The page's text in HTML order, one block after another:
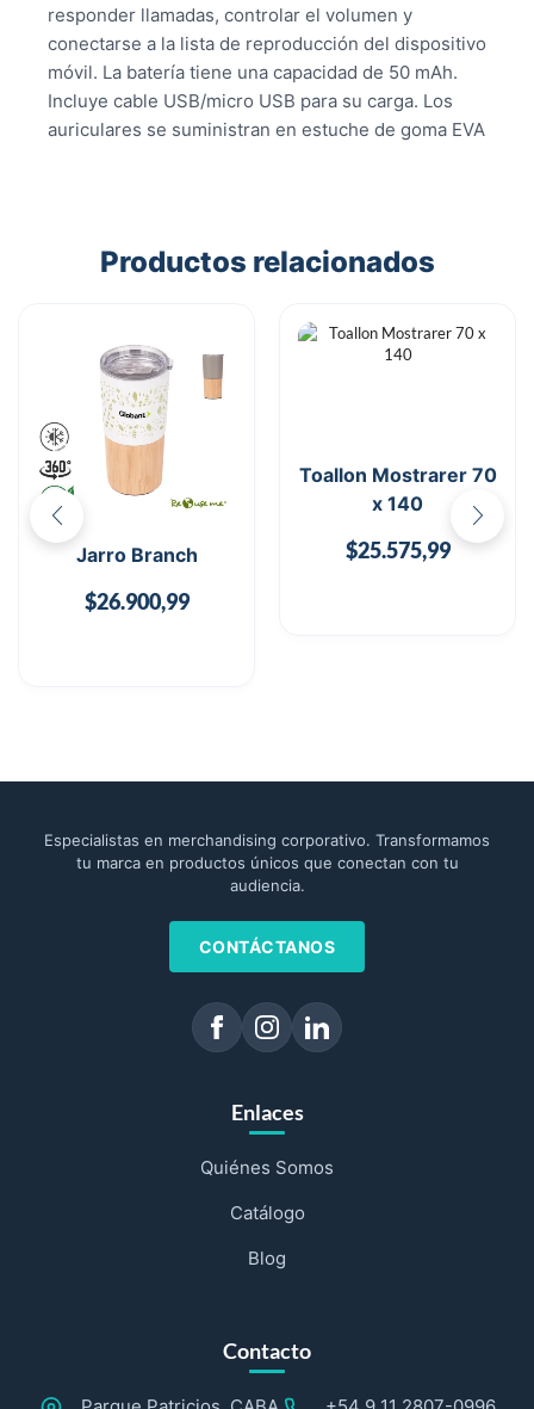
responder llamadas, controlar el volumen y
conectarse a la lista de reproducción del dispositivo
móvil. La batería tiene una capacidad de 50 mAh.
Incluye cable USB/micro USB para su carga. Los
auriculares se suministran en estuche de goma EVA
Productos relacionados
Jarro Branch
$26.900,99
Toallon Mostrarer 70
x 140
$25.575,99
Especialistas en merchandising corporativo. Transformamos
tu marca en productos únicos que conectan con tu
audiencia.
CONTÁCTANOS
Enlaces
Quiénes Somos
Catálogo
Blog
Contacto